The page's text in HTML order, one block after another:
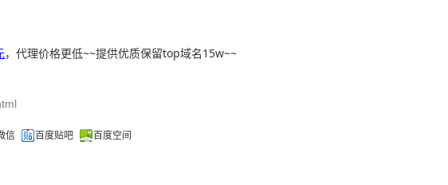
，代理价格更低~~提供优质保留top域名15w~~
信 百度贴吧 百度空间